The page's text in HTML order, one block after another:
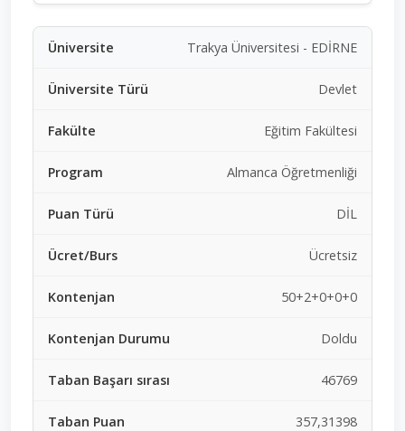
Trakya Üniversitesi - EDİRNE
Devlet
Eğitim Fakültesi
Almanca Öğretmenliği
DİL
Ücretsiz
50+2+0+0+0
Doldu
46769
357,31398